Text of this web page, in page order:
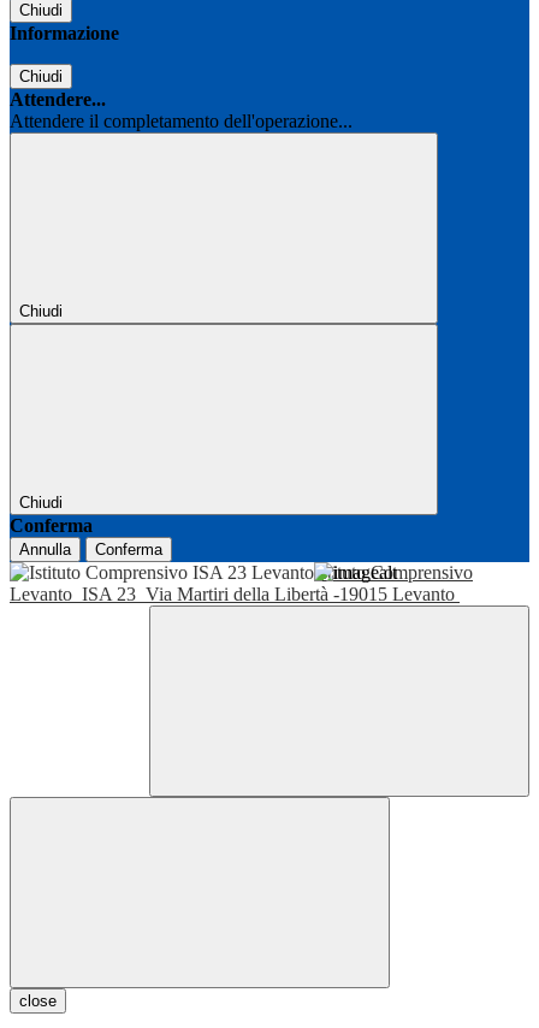
Chiudi
Informazione
Chiudi
Attendere...
Attendere il completamento dell'operazione...
Chiudi
Chiudi
Conferma
Annulla Conferma
Istituto Comprensivo
Levanto ISA 23 Via Martiri della Libertà -19015 Levanto
close